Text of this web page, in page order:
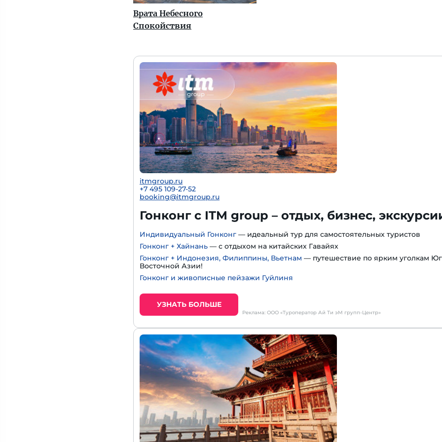
Врата Небесного
Спокойствия
itmgroup.ru
+7 495 109-27-52
booking@itmgroup.ru
Гонконг с ITM group – отдых, бизнес,
Индивидуальный Гонконг — идеальный тур для самостоятельных туристов
Гонконг + Хайнань — с отдыхом на китайских Гавайях
Гонконг + Индонезия, Филиппины, Вьетнам — путешествие по ярким уголкам
Восточной Азии!
Гонконг и живописные пейзажи Гуйлиня
УЗНАТЬ БОЛЬШЕ
Реклама: ООО «Туроператор Ай Ти эМ групп-Центр»